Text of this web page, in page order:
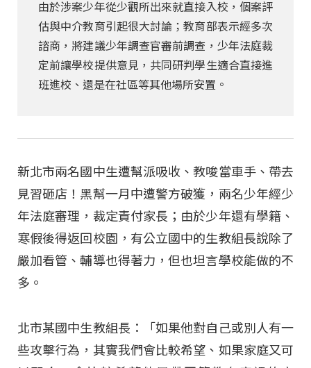
由於涉案少年從少觀所出來就直接入校，個案評
估與中介教育引起很大討論；教育部表示經多次
諮商，將建議少年調查官審前調查，少年法庭裁
定前讓學校提供意見，共同研判學生適合直接進
班進校、還是在社區等其他場所安置。
新北市兩名國中生遭幫派吸收、教唆當車手、帶去
見習砸店！黑幫一月中遭警方破獲，兩名少年經少
年法庭審理，裁定責付家長；由於少年還有學籍、
寒假後得返回校園，有公立國中的生教組長說除了
嚴加看管、輔導也得著力，但也坦言學校能做的不
多。
北市某國中生教組長：「如果他對自己或別人有一
些攻擊行為，其實我們會比較希望、如果家庭又可